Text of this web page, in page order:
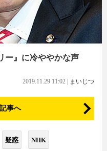
ー』に冷ややかな声
2019.11.29 11:02 まいじつ
事へ
疑惑 NHK